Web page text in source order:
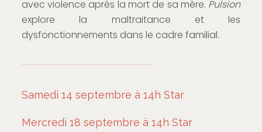
avec violence après la mort de sa mère. Pulsion
explore la maltraitance et les
dysfonctionnements dans le cadre familial.
Samedi 14 septembre à 14h Star
Mercredi 18 septembre à 14h Star